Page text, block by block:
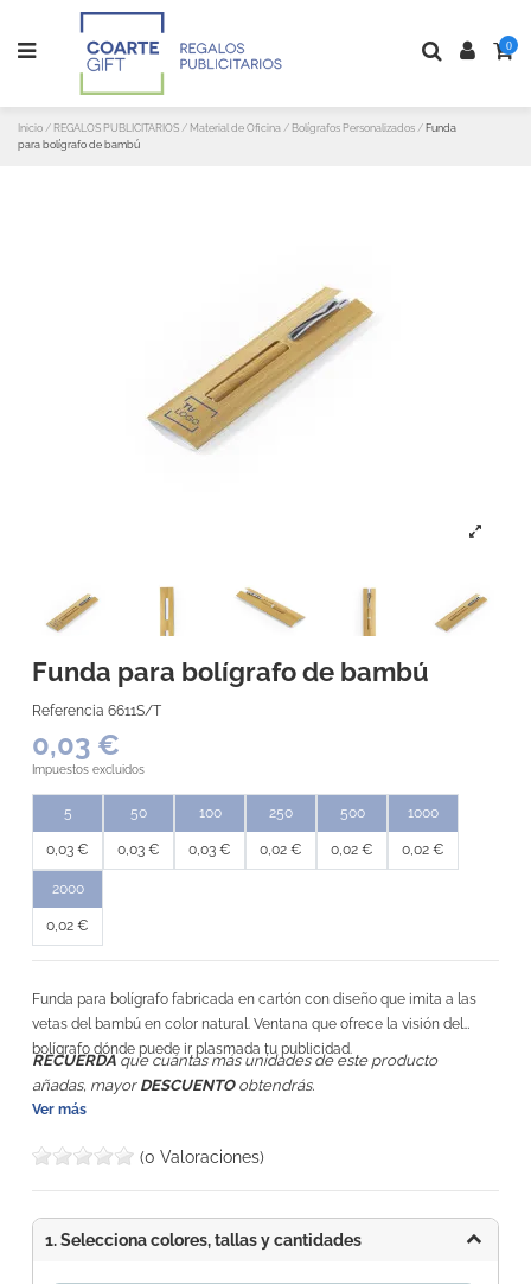
0
Inicio REGALOS PUBLICITARIOS Material de Oficina Bolígrafos Personalizados
Funda
para bolígrafo de bambú
Funda para bolígrafo de bambú
Referencia 6611S/T
0,03 €
Impuestos excluidos
5
0,03 €
50
0,03 €
100
0,03 €
250
0,02 €
500
0,02 €
1000
0,02 €
2000
0,02 €
Funda para bolígrafo fabricada en cartón con diseño que imita a las
vetas del bambú en color natural. Ventana que ofrece la visión del
bolígrafo dónde puede ir plasmada tu publicidad.
RECUERDA que cuántas más unidades de este producto
añadas, mayor DESCUENTOobtendrás.
Ver más
(0 Valoraciones)
1. Selecciona colores, tallas y cantidades